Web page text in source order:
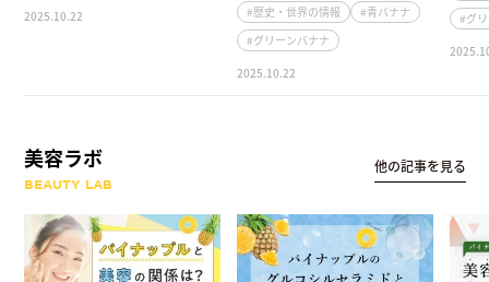
2025.10.22
#歴史・世界の情報
#青バナナ
#グリーンバナナ
2025.10.22
#グ
美容ラボ
BEAUTY LAB
他の記事を見る